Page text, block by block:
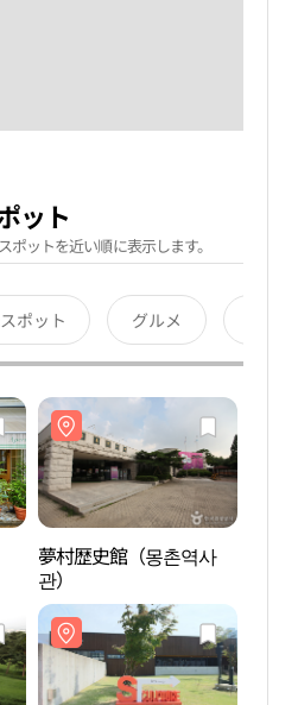
ット
ポットを近い順に表示します。
ポット グルメ
夢村歴史館（몽촌역사
관）